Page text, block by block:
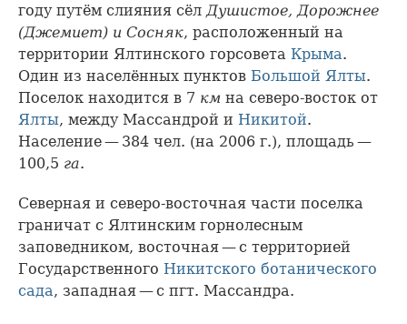
году путём слияния сёл Душистое, Дорожнее
(Джемиет) и Сосняк, расположенный на
территории Ялтинского горсовета Крыма.
Один из населённых пунктов Большой Ялты.
Поселок находится в 7 км на северо-восток от
Ялты, между Массандрой и Никитой.
Население — 384 чел. (на 2006 г.), площадь —
100,5 га.
Северная и северо-восточная части поселка
граничат с Ялтинским горнолесным
заповедником, восточная — с территорией
Государственного Никитского ботанического
сада , западная — с пгт. Массандра.